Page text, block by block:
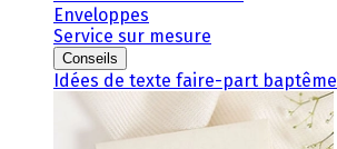
Enveloppes
Service sur mesure
Conseils
Idées de texte faire-part baptême